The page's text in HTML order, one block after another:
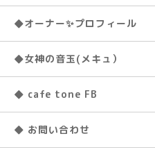
◆オーナー✨プロフィール
◆女神の音玉(メキュ）
◆ cafe tone FB
◆ お問い合わせ